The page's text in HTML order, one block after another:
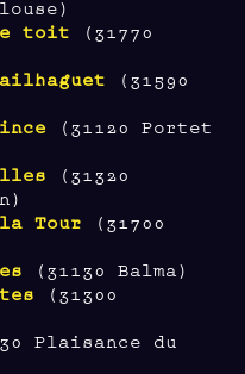
toit (31770
(31590
(31120 Portet
(31320
Tour (31700
(31130 Balma)
(31300
Plaisance du